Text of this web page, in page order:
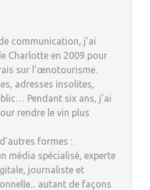
communication, j’ai
Charlotte en 2009 pour
sur l’œnotourisme.
adresses insolites,
Pendant six ans, j’ai
rendre le vin plus
formes :
média spécialisé, experte
journaliste et
autant de façons